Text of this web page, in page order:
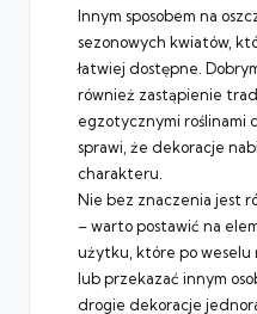
Innym sposobem na
sezonowych kwiatów,
łatwiej dostępne.
również zastąpienie
egzotycznymi roślinami
sprawi, że dekoracje
charakteru.
Nie bez znaczenia jest
– warto postawić na
użytku, które po weselu
lub przekazać innym
drogie dekoracje